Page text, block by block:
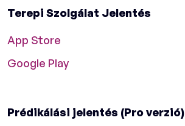
Terepi Szolgálat Jelentés
App Store
Google Play
Prédikálási jelentés (Pro verzió)